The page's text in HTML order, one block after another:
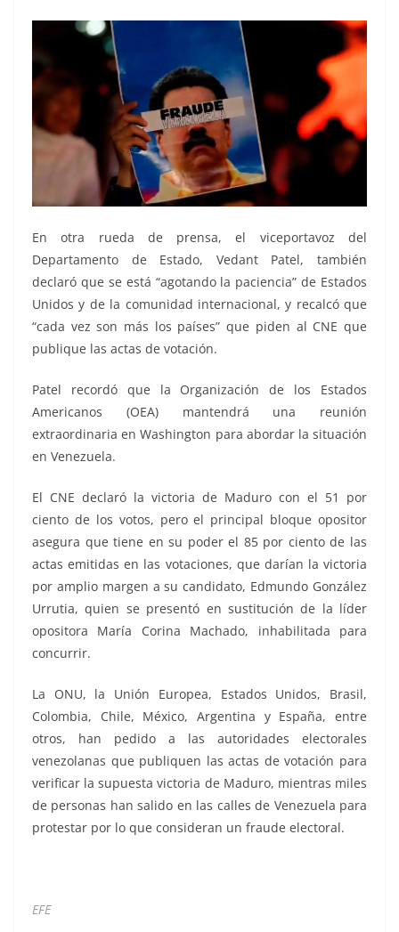
En otra rueda de prensa, el viceportavoz del
Departamento de Estado, Vedant Patel, también
declaró que se está “agotando la paciencia” de Estados
Unidos y de la comunidad internacional, y recalcó que
“cada vez son más los países” que piden al CNE que
publique las actas de votación.
Patel recordó que la Organización de los Estados
Americanos (OEA) mantendrá una reunión
extraordinaria en Washington para abordar la situación
en Venezuela.
El CNE declaró la victoria de Maduro con el 51 por
ciento de los votos, pero el principal bloque opositor
asegura que tiene en su poder el 85 por ciento de las
actas emitidas en las votaciones, que darían la victoria
por amplio margen a su candidato, Edmundo González
Urrutia, quien se presentó en sustitución de la líder
opositora María Corina Machado, inhabilitada para
concurrir.
La ONU, la Unión Europea, Estados Unidos, Brasil,
Colombia, Chile, México, Argentina y España, entre
otros, han pedido a las autoridades electorales
venezolanas que publiquen las actas de votación para
verificar la supuesta victoria de Maduro, mientras miles
de personas han salido en las calles de Venezuela para
protestar por lo que consideran un fraude electoral.
EFE